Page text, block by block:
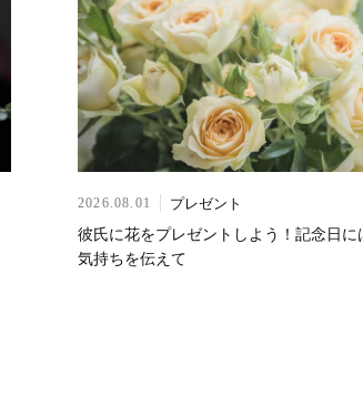
2026.08.01
プレゼント
彼氏に花をプレゼントしよう！記念日に
気持ちを伝えて